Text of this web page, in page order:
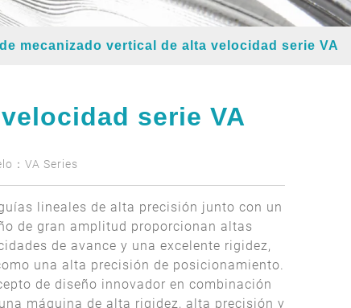
mecanizado vertical de alta velocidad serie VA
serie VA
：VA Series
lineales de alta precisión junto con un
de gran amplitud proporcionan altas
de avance y una excelente rigidez,
una alta precisión de posicionamiento.
de diseño innovador en combinación
máquina de alta rigidez, alta precisión y